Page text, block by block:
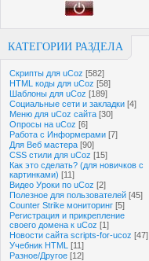
КАТЕГОРИИ РАЗДЕЛА
Скрипты для uCoz [582]
HTML коды для uCoz [58]
Шаблоны для uCoz [189]
Социальные сети и закладки [4]
Меню для uCoz сайта [30]
Опросы на uCoz [6]
Работа с Информерами [7]
Для Веб мастера [90]
CSS стили для uCoz [15]
Как это сделать? (для новичков с
картинками) [11]
Видео Уроки по uCoz [2]
Полезное для пользователей [45]
Counter Strike мониторинг [5]
Регистрация и прикрепление
своего домена к uCoz [1]
Новости сайта scripts-for-ucoz [47]
Учебник HTML [11]
Разное/Другое [12]